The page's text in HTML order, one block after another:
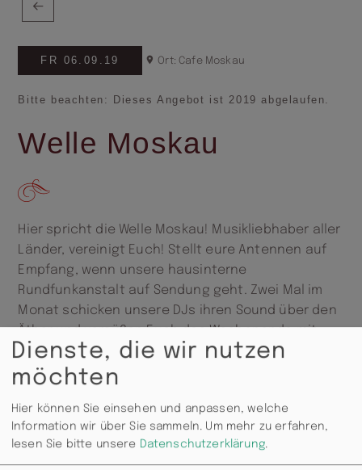
FR 06.09.19 Ort: Cafe Moskau
Bitte beachten: Dieses Angebot ist 2019 abgelaufen.
Welle Moskau
Hier spricht die Welle Moskau! Musikliebhaber aller
Länder, vereinigt Euch! Stellt eure Antennen auf
Empfang, wenn unsere hausinterne
Rundfunkanstalt auf Sendung geht. Zwei Mal im
Monat schicken unsere DJs ihren Sound über den
Äther und versüßen Euch das Wochenende mit
Opium für die Ohren. Heute mit Pirate.
Dienste, die wir nutzen
möchten
Hier können Sie einsehen und anpassen, welche
Information wir über Sie sammeln. Um mehr zu erfahren,
lesen Sie bitte unsere Datenschutzerklärung.